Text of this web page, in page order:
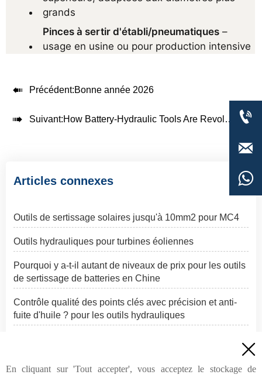
grands
Pinces à sertir d'établi/pneumatiques –
usage en usine ou pour production intensive
 Précédent:Bonne année 2026
 Suivant:How Battery-Hydraulic Tools Are Revolutionizing Wire Rope Crimping
Articles connexes
Outils de sertissage solaires jusqu'à 10mm2 pour MC4
Outils hydrauliques pour turbines éoliennes
Pourquoi y a-t-il autant de niveaux de prix pour les outils
de sertissage de batteries en Chine
Contrôle qualité des points clés avec précision et anti-
fuite d'huile ? pour les outils hydrauliques

En cliquant sur 'Tout accepter', vous acceptez le stockage de



